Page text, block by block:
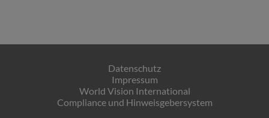
Datenschutz
Impressum
World Vision International
Compliance und Hinweisgebersystem